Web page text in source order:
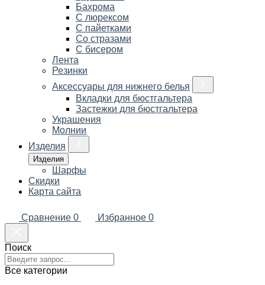
Бахрома
С люрексом
С пайетками
Со стразами
С бисером
Лента
Резинки
Аксессуары для нижнего белья
Вкладки для бюстгальтера
Застежки для бюстгальтера
Украшения
Молнии
Изделия
Изделия
Шарфы
Скидки
Карта сайта
Сравнение 0 Избранное 0
Поиск
Все категории